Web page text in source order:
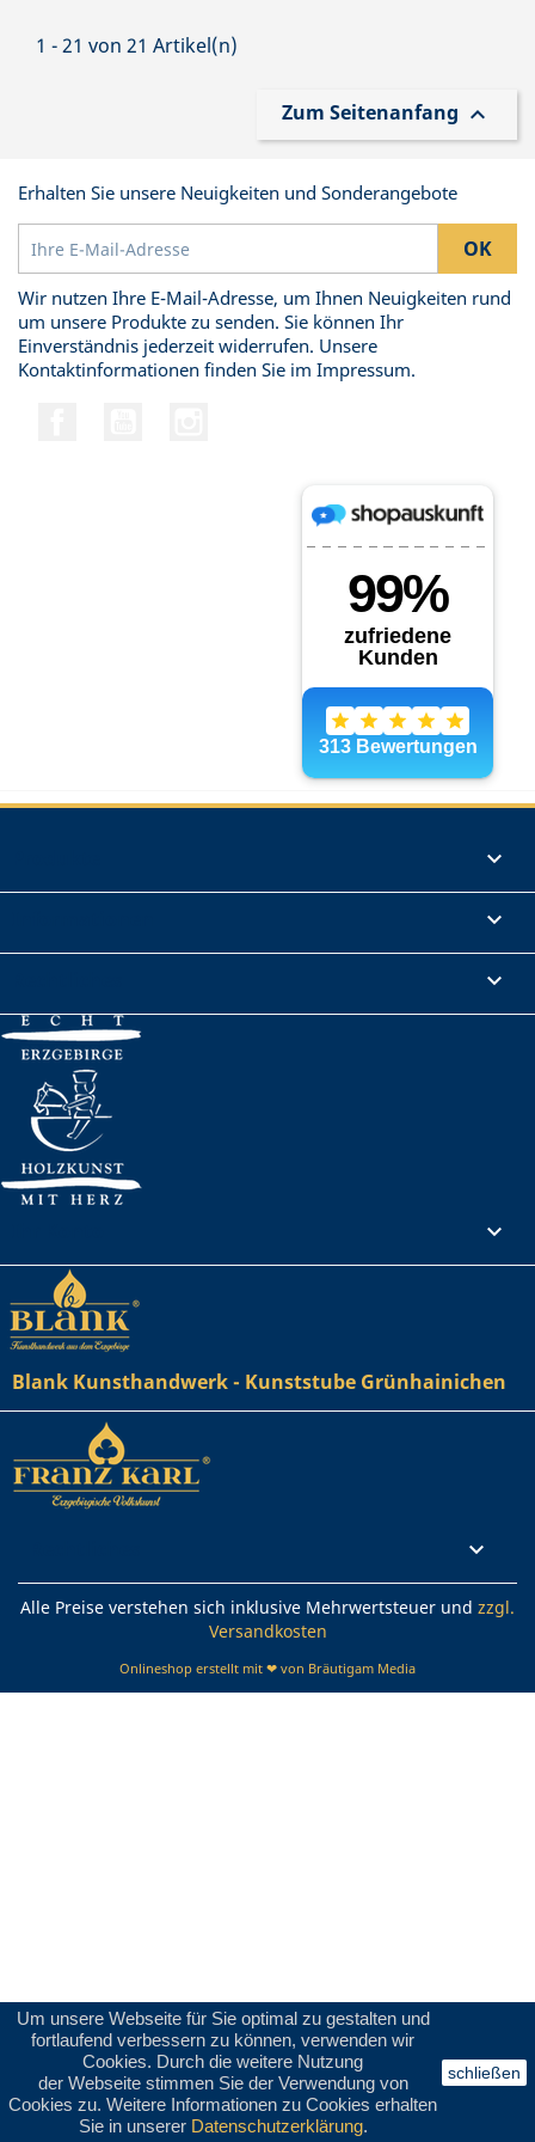
Um unsere Webseite für Sie optimal zu gestalten und
fortlaufend verbessern zu können, verwenden wir
Cookies. Durch die weitere Nutzung
der Webseite stimmen Sie der Verwendung von
Cookies zu. Weitere Informationen zu Cookies erhalten
Sie in unserer Datenschutzerklärung.
schließen
1 - 21 von 21 Artikel(n)
Zum Seitenanfang 
Erhalten Sie unsere Neuigkeiten und Sonderangebote
Wir nutzen Ihre E-Mail-Adresse, um Ihnen Neuigkeiten rund
um unsere Produkte zu senden. Sie können Ihr
Einverständnis jederzeit widerrufen. Unsere
Kontaktinformationen finden Sie im Impressum.




Blank Kunsthandwerk - Kunststube Grünhainichen

Alle Preise verstehen sich inklusive Mehrwertsteuer und zzgl.
Versandkosten
Onlineshop erstellt mit ❤ von Bräutigam Media